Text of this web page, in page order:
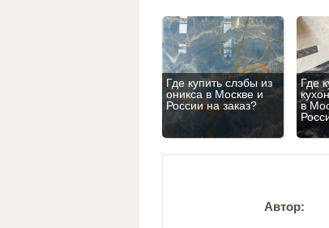
Где купить слэбы из
оникса в Москве и
России на заказ?
Где
в
Автор: